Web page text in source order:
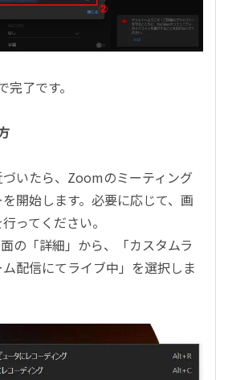
了です。
いたら、Zoomのミーティング
開始します。必要に応じて、画
ってください。
の「詳細」から、「カスタムラ
配信にてライブ中」を選択しま